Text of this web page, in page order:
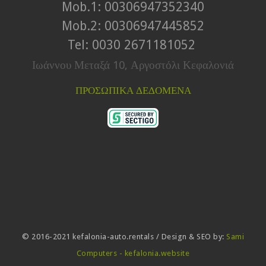
Mob.1: 00306947352340
Mob.2: 00306947445852
Tel: 0030 2671181052
Ιωάννου Μεταξά 10, Αργοστόλι Κεφαλονιά
ΠΡΟΣΩΠΙΚΑ ΔΕΔΟΜΕΝΑ
© 2016-2021 kefalonia-auto.rentals / Design & SEO by: Sami
Computers - kefalonia.website